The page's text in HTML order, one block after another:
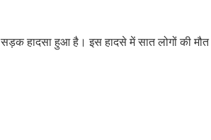
हादसा हुआ है। इस हादसे में सात लोगों की मौत